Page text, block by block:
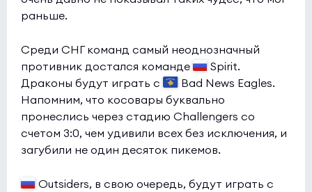
раньше.
Среди СНГ команд самый неоднозначный
противник достался команде
Spirit.
Драконы будут играть с
Bad News Eagles.
Напомним, что косовары буквально
пронеслись через стадию Challengers со
счетом 3:0, чем удивили всех без исключения, и
загубили не один десяток пикемов.
Outsiders, в свою очередь, будут играть с